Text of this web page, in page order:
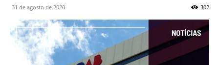
31 de agosto de 2020 302